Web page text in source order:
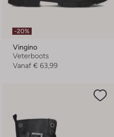
-20%
Vingino
Veterboots
Vanaf € 63,99